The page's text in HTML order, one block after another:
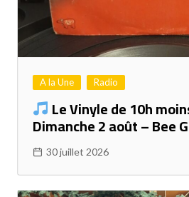
A la Une Radio
Le Vinyle de 10h
Dimanche 2 août – Bee
30 juillet 2026